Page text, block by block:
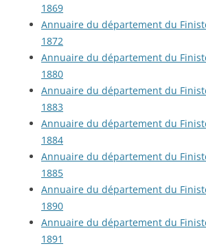
1869
Annuaire du département du
1872
Annuaire du département du
1880
Annuaire du département du
1883
Annuaire du département du
1884
Annuaire du département du
1885
Annuaire du département du
1890
Annuaire du département du
1891